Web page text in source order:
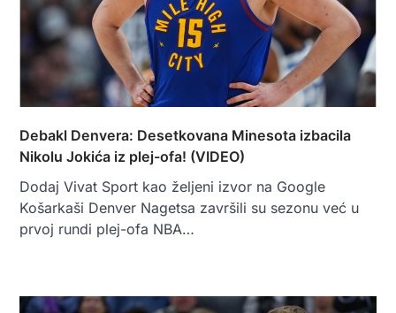
Debakl Denvera: Desetkovana Minesota izbacila
Nikolu Jokića iz plej-ofa! (VIDEO)
Dodaj Vivat Sport kao željeni izvor na Google
Košarkaši Denver Nagetsa završili su sezonu već u
prvoj rundi plej-ofa NBA…